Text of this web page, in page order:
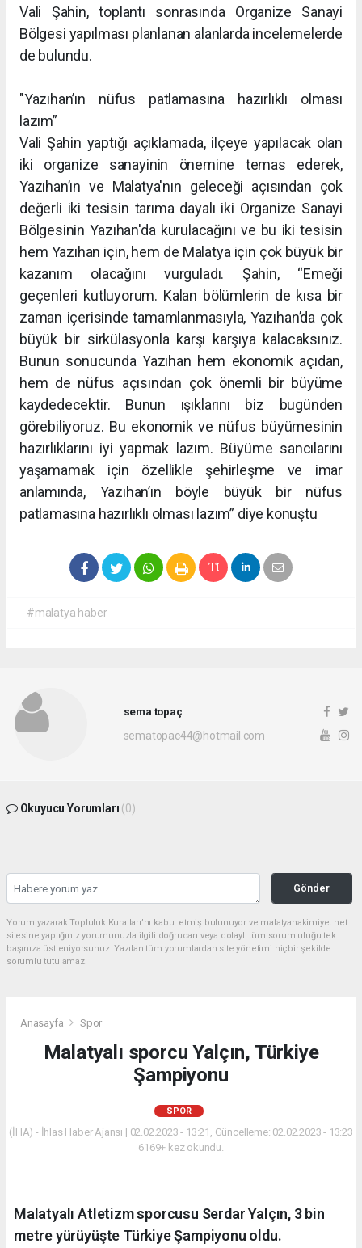
Vali Şahin, toplantı sonrasında Organize Sanayi
Bölgesi yapılması planlanan alanlarda incelemelerde
de bulundu.
"Yazıhan’ın nüfus patlamasına hazırlıklı olması
lazım”
Vali Şahin yaptığı açıklamada, ilçeye yapılacak olan
iki organize sanayinin önemine temas ederek,
Yazıhan’ın ve Malatya'nın geleceği açısından çok
değerli iki tesisin tarıma dayalı iki Organize Sanayi
Bölgesinin Yazıhan'da kurulacağını ve bu iki tesisin
hem Yazıhan için, hem de Malatya için çok büyük bir
kazanım olacağını vurguladı. Şahin, “Emeği
geçenleri kutluyorum. Kalan bölümlerin de kısa bir
zaman içerisinde tamamlanmasıyla, Yazıhan’da çok
büyük bir sirkülasyonla karşı karşıya kalacaksınız.
Bunun sonucunda Yazıhan hem ekonomik açıdan,
hem de nüfus açısından çok önemli bir büyüme
kaydedecektir. Bunun ışıklarını biz bugünden
görebiliyoruz. Bu ekonomik ve nüfus büyümesinin
hazırlıklarını iyi yapmak lazım. Büyüme sancılarını
yaşamamak için özellikle şehirleşme ve imar
anlamında, Yazıhan’ın böyle büyük bir nüfus
patlamasına hazırlıklı olması lazım” diye konuştu
#malatya haber
sema topaç
sematopac44@hotmail.com
Okuyucu Yorumları (0)
Gönder
Yorum yazarak Topluluk Kuralları’nı kabul etmiş bulunuyor ve malatyahakimiyet.net
sitesine yaptığınız yorumunuzla ilgili doğrudan veya dolaylı tüm sorumluluğu tek
başınıza üstleniyorsunuz. Yazılan tüm yorumlardan site yönetimi hiçbir şekilde
sorumlu tutulamaz.
Anasayfa Spor
Malatyalı sporcu Yalçın, Türkiye
Şampiyonu
SPOR
(İHA) - İhlas Haber Ajansı | 02.02.2023 - 13:21, Güncelleme: 02.02.2023 - 13:23
6169+ kez okundu.
Malatyalı Atletizm sporcusu Serdar Yalçın, 3 bin
metre yürüyüşte Türkiye Şampiyonu oldu.